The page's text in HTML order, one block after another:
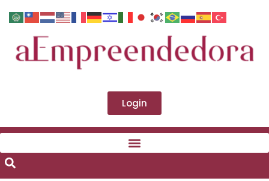
Login